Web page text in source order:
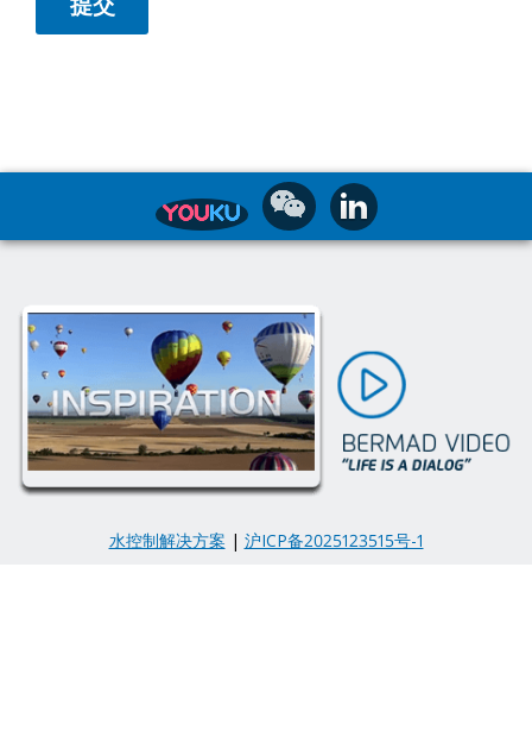
水控制解决方案 | 沪ICP备2025123515号-1